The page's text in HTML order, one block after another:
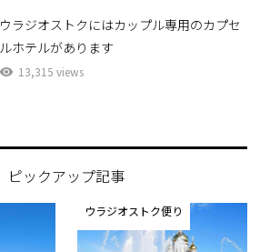
ウラジオストクにはカップル専用のカプセ
ルホテルがあります
13,315 views
ピックアップ記事
ウラジオストク便り